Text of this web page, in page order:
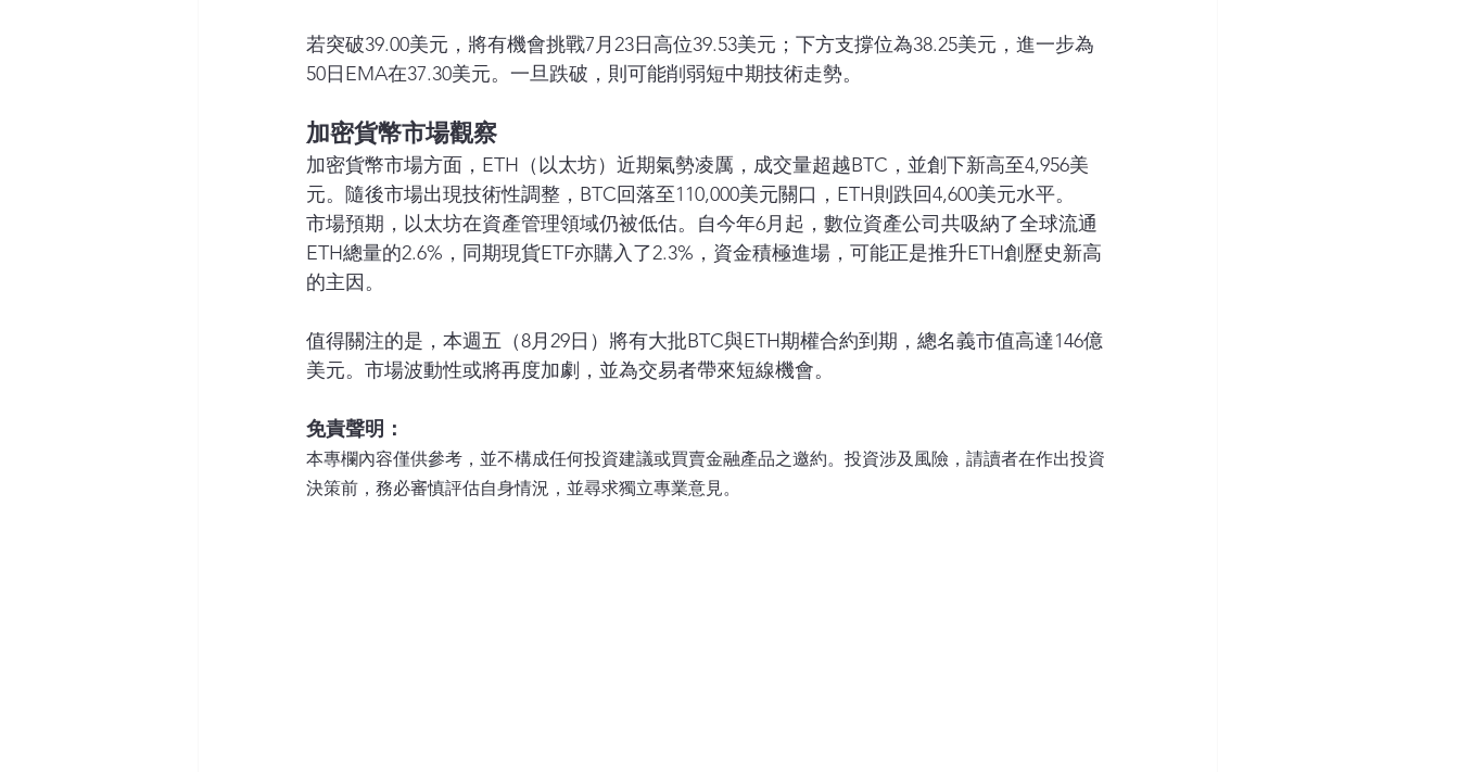
若突破39.00美元，將有機會挑戰7月23日高位39.53美元；下方支撐位為38.25美元，進一步為
50日EMA在37.30美元。一旦跌破，則可能削弱短中期技術走勢。
加密貨幣市場觀察
加密貨幣市場方面，ETH（以太坊）近期氣勢凌厲，成交量超越BTC，並創下新高至4,956美
元。隨後市場出現技術性調整，BTC回落至110,000美元關口，ETH則跌回4,600美元水平。
市場預期，以太坊在資產管理領域仍被低估。自今年6月起，數位資產公司共吸納了全球流通
ETH總量的2.6%，同期現貨ETF亦購入了2.3%，資金積極進場，可能正是推升ETH創歷史新高
的主因。
值得關注的是，本週五（8月29日）將有大批BTC與ETH期權合約到期，總名義市值高達146億
美元。市場波動性或將再度加劇，並為交易者帶來短線機會。
免責聲明：
本專欄內容僅供參考，並不構成任何投資建議或買賣金融產品之邀約。投資涉及風險，請讀者在作出投資
決策前，務必審慎評估自身情況，並尋求獨立專業意見。